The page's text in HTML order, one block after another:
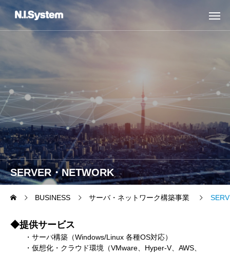
SERVER・NETWORK
BUSINESS サーバ・ネットワーク構築事業
◆提供サービス
・サーバ構築（Windows/Linux 各種OS対応）
・仮想化・クラウド環境（VMware、Hyper-V、AWS、